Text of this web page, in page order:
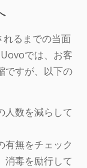
れるまでの当面
では、お客
ですが、以下の
人数を減らして
有無をチェック
消毒を励行して